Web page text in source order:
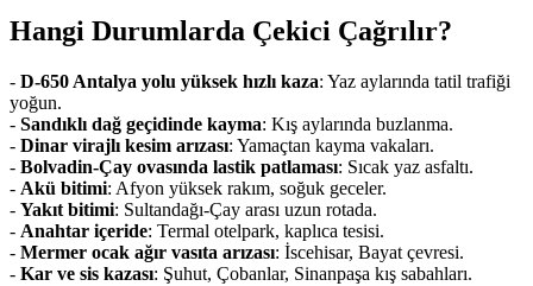
Hangi Durumlarda Çekici Çağrılır?
- D-650 Antalya yolu yüksek hızlı kaza: Yaz aylarında tatil trafiği
yoğun.
- Sandıklı dağ geçidinde kayma: Kış aylarında buzlanma.
- Dinar virajlı kesim arızası: Yamaçtan kayma vakaları.
- Bolvadin-Çay ovasında lastik patlaması: Sıcak yaz asfaltı.
- Akü bitimi: Afyon yüksek rakım, soğuk geceler.
- Yakıt bitimi: Sultandağı-Çay arası uzun rotada.
- Anahtar içeride: Termal otelpark, kaplıca tesisi.
- Mermer ocak ağır vasıta arızası: İscehisar, Bayat çevresi.
- Kar ve sis kazası: Şuhut, Çobanlar, Sinanpaşa kış sabahları.